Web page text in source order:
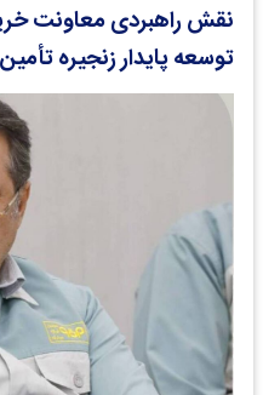
نقش راهبردی معاونت
توسعه پایدار زنجیره تأمین